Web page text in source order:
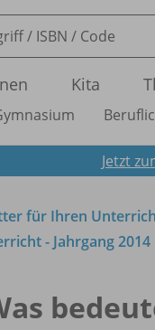
Kita
Jetzt
für Ihren
- Jahrgang 2014